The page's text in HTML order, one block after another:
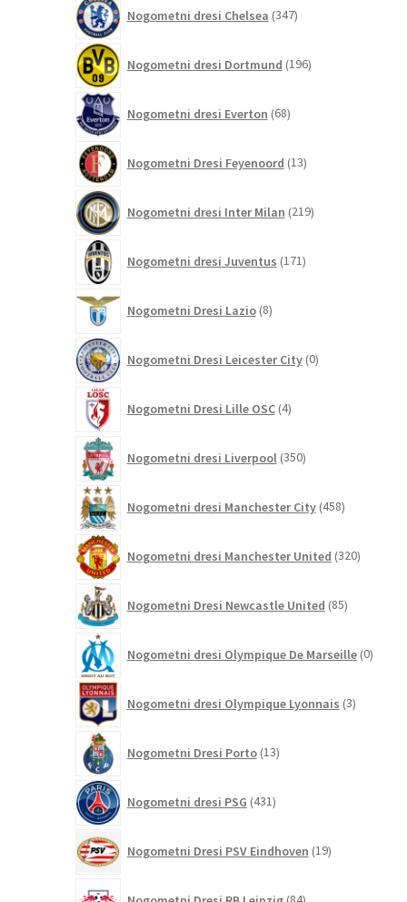
Nogometni dresi Chelsea 347izdelkov
Nogometni dresi Dortmund 196izdelkov
Nogometni dresi Everton 68izdelkov
Nogometni Dresi Feyenoord 13izdelkov
Nogometni dresi Inter Milan 219izdelkov
Nogometni dresi Juventus 171izdelkov
Nogometni Dresi Lazio 8izdelkov
Nogometni Dresi Leicester City 0izdelkov
Nogometni Dresi Lille OSC 4izdelki
Nogometni dresi Liverpool 350izdelkov
Nogometni dresi Manchester City 458izdelkov
Nogometni dresi Manchester United 320izdelkov
Nogometni Dresi Newcastle United 85izdelkov
Nogometni dresi Olympique De Marseille 0
Nogometni dresi Olympique Lyonnais 3izdelki
Nogometni Dresi Porto 13izdelkov
Nogometni dresi PSG 431izdelkov
Nogometni Dresi PSV Eindhoven 19izdelkov